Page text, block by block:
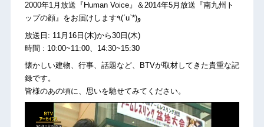
2000年1月放送『Human Voice』＆2014年5月放送『南九州ト
ップの顔』をお届けします٩(ˊuˋ*)و
放送日: 11月16日(木)から30日(木)
時間 : 10:00~11:00、14:30~15:30
懐かしい建物、行事、話題など、BTVが取材してきた貴重な記
録です。
皆様のあの頃に、思いを馳せてみてください。